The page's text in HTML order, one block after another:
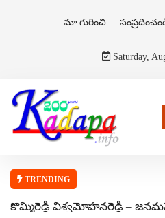
మా గురించి
Saturday,
TRENDING
కొమ్మిరెడ్డి విశ్వమోహనరెడ్డి –